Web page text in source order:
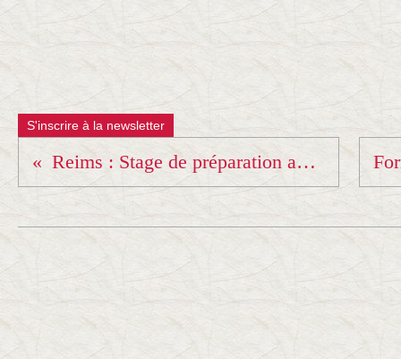
S'inscrire à la newsletter
Reims : Stage de préparation aux Chpts d'Europe de Kata